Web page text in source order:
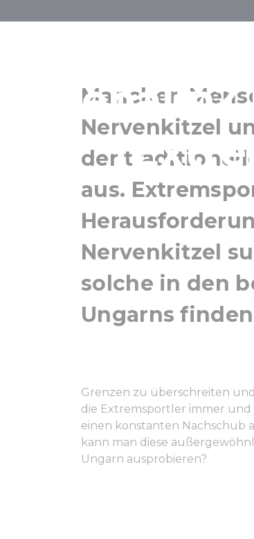
Manchen
Nervenkitzel
der
aus.
Nervenkitzel
solche in den
Ungarns
Grenzen zu überschreiten
die Extremsportler immer
einen konstanten Nachschub
kann man diese
Ungarn ausprobieren?